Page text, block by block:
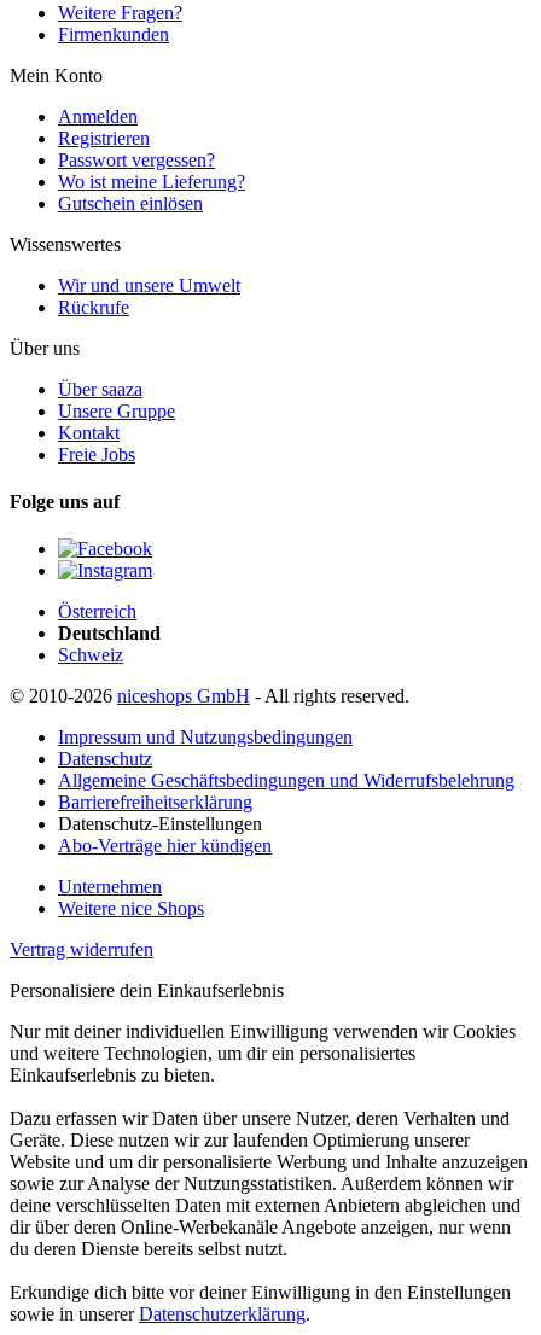
Weitere Fragen?
Firmenkunden
Mein Konto
Anmelden
Registrieren
Passwort vergessen?
Wo ist meine Lieferung?
Gutschein einlösen
Wissenswertes
Wir und unsere Umwelt
Rückrufe
Über uns
Über saaza
Unsere Gruppe
Kontakt
Freie Jobs
Folge uns auf
Österreich
Deutschland
Schweiz
© 2010-2026 niceshops GmbH - All rights reserved.
Impressum und Nutzungsbedingungen
Datenschutz
Allgemeine Geschäftsbedingungen und Widerrufsbelehrung
Barrierefreiheitserklärung
Datenschutz-Einstellungen
Abo-Verträge hier kündigen
Unternehmen
Weitere nice Shops
Vertrag widerrufen
Personalisiere dein Einkaufserlebnis
Nur mit deiner individuellen Einwilligung verwenden wir Cookies
und weitere Technologien, um dir ein personalisiertes
Einkaufserlebnis zu bieten.
Dazu erfassen wir Daten über unsere Nutzer, deren Verhalten und
Geräte. Diese nutzen wir zur laufenden Optimierung unserer
Website und um dir personalisierte Werbung und Inhalte anzuzeigen
sowie zur Analyse der Nutzungsstatistiken. Außerdem können wir
deine verschlüsselten Daten mit externen Anbietern abgleichen und
dir über deren Online-Werbekanäle Angebote anzeigen, nur wenn
du deren Dienste bereits selbst nutzt.
Erkundige dich bitte vor deiner Einwilligung in den Einstellungen
sowie in unsererDatenschutzerklärung.